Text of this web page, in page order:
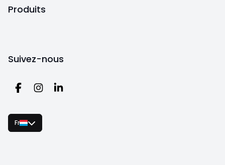
Produits
Suivez-nous
Fr